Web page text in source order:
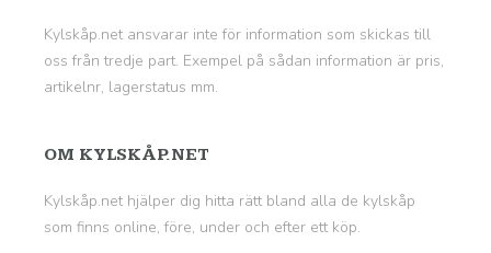
Kylskåp.net ansvarar inte för information som skickas till
oss från tredje part. Exempel på sådan information är pris,
artikelnr, lagerstatus mm.
OM KYLSKÅP.NET
Kylskåp.net hjälper dig hitta rätt bland alla de kylskåp
som finns online, före, under och efter ett köp.